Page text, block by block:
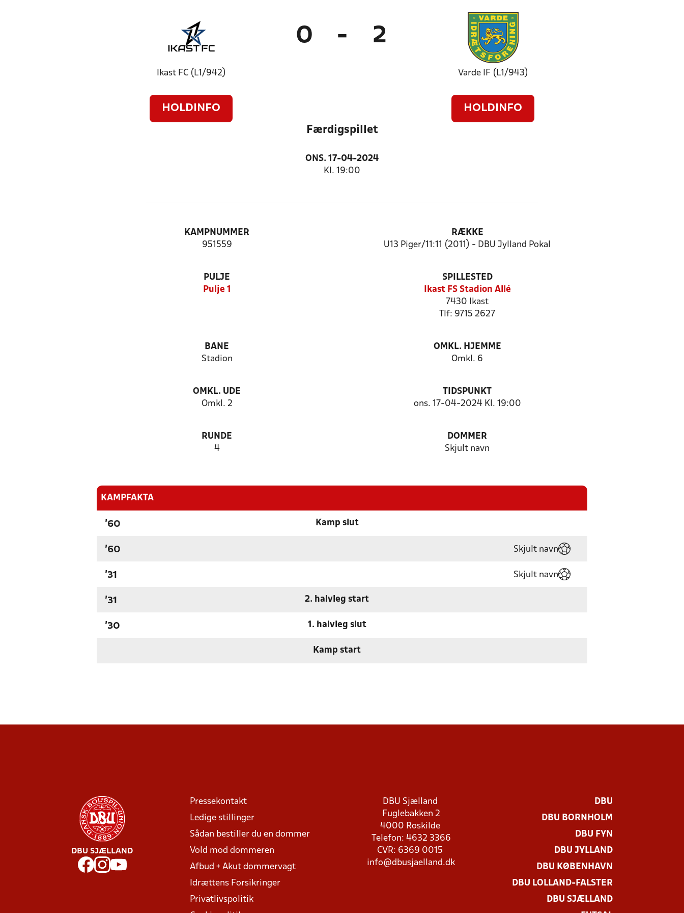
Ikast FC (L1/942)
HOLDINFO
0 - 2
Varde IF (L1/943)
HOLDINFO
Færdigspillet
ONS. 17-04-2024
Kl. 19:00
KAMPNUMMER
951559
RÆKKE
U13 Piger/11:11 (2011) - DBU Jylland Pokal
PULJE
Pulje 1
SPILLESTED
Ikast FS Stadion Allé
7430 Ikast
Tlf: 9715 2627
BANE
Stadion
OMKL. HJEMME
Omkl. 6
OMKL. UDE
Omkl. 2
TIDSPUNKT
ons. 17-04-2024 Kl. 19:00
RUNDE
4
DOMMER
Skjult navn
KAMPFAKTA
'60 Kamp slut
'60 Skjult navn
'31 Skjult navn
'31 2. halvleg start
'30 1. halvleg slut
Kamp start
DBU SJÆLLAND
Pressekontakt
Ledige stillinger
Sådan bestiller du en dommer
Vold mod dommeren
Afbud + Akut dommervagt
Idrættens Forsikringer
Privatlivspolitik
DBU Sjælland
Fuglebakken 2
4000 Roskilde
Telefon: 4632 3366
CVR: 6369 0015
info@dbusjaelland.dk
DBU
DBU BORNHOLM
DBU FYN
DBU JYLLAND
DBU KØBENHAVN
DBU LOLLAND-FALSTER
DBU SJÆLLAND